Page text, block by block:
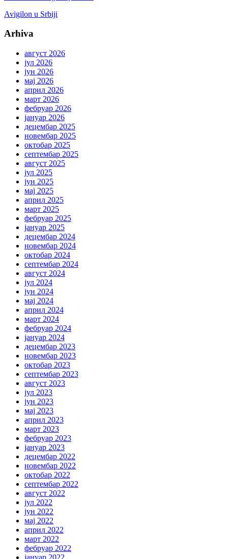
Avigilon u Srbiji
Arhiva
август 2026
јул 2026
јун 2026
мај 2026
април 2026
март 2026
фебруар 2026
јануар 2026
децембар 2025
новембар 2025
октобар 2025
септембар 2025
август 2025
јул 2025
јун 2025
мај 2025
април 2025
март 2025
фебруар 2025
јануар 2025
децембар 2024
новембар 2024
октобар 2024
септембар 2024
август 2024
јул 2024
јун 2024
мај 2024
април 2024
март 2024
фебруар 2024
јануар 2024
децембар 2023
новембар 2023
октобар 2023
септембар 2023
август 2023
јул 2023
јун 2023
мај 2023
април 2023
март 2023
фебруар 2023
јануар 2023
децембар 2022
новембар 2022
октобар 2022
септембар 2022
август 2022
јул 2022
јун 2022
мај 2022
април 2022
март 2022
фебруар 2022
јануар 2022